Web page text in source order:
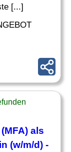
[...]
als
(w/m/d) -